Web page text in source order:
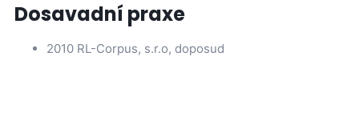
Dosavadní praxe
2010 RL-Corpus, s.r.o, doposud